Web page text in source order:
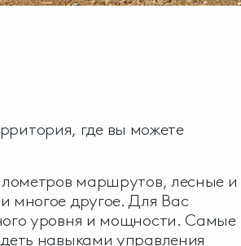
где вы можете
маршрутов, лесные и
многое другое. Для Вас
уровня и мощности. Самые
навыками управления